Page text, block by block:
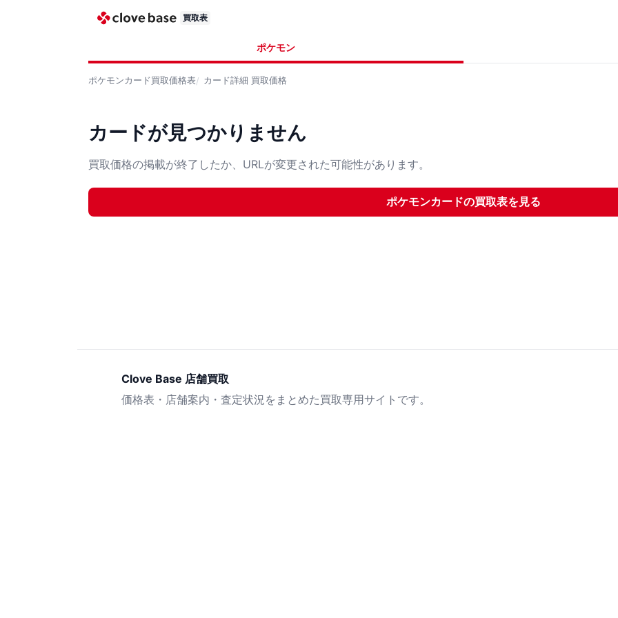
買取表
ポケモン
ポケモンカード買取価格表 カード詳細 買取価格
カードが見つかりません
買取価格の掲載が終了したか、URLが変更された可能性があります。
ポケモンカードの買取表を見る
Clove Base 店舗買取
価格表・店舗案内・査定状況をまとめた買取専用サイトです。